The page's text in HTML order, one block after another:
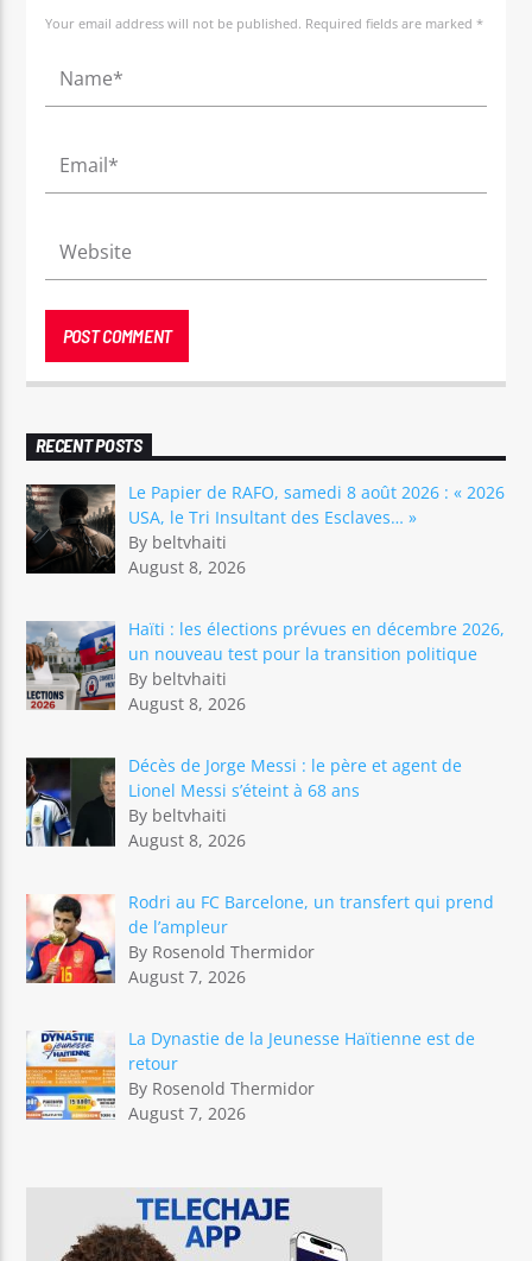
Your email address will not be published. Required fields are marked *
RECENT POSTS
Le Papier de RAFO, samedi 8 août 2026 : « 2026
USA, le Tri Insultant des Esclaves… »
By beltvhaiti
August 8, 2026
Haïti : les élections prévues en décembre 2026,
un nouveau test pour la transition politique
By beltvhaiti
August 8, 2026
Décès de Jorge Messi : le père et agent de
Lionel Messi s’éteint à 68 ans
By beltvhaiti
August 8, 2026
Rodri au FC Barcelone, un transfert qui prend
de l’ampleur
By Rosenold Thermidor
August 7, 2026
La Dynastie de la Jeunesse Haïtienne est de
retour
By Rosenold Thermidor
August 7, 2026